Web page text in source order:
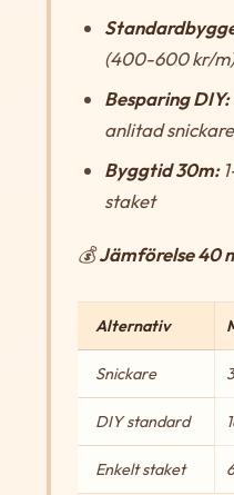
(400-600 kr/m)
Besparing DIY:
anlitad snickare
Byggtid 30m:
staket
💰Jämförelse 40
Alternativ
Snickare
DIY standard
Enkelt staket